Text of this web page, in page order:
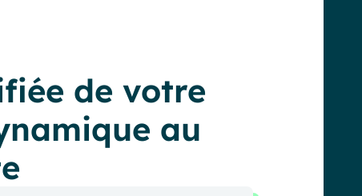
de votre
au